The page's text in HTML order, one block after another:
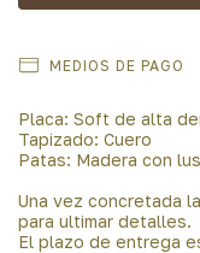
MEDIOS DE PAGO
Placa: Soft de alta
Tapizado: Cuero
Patas: Madera con
Una vez concretada
para ultimar detalles.
El plazo de entrega